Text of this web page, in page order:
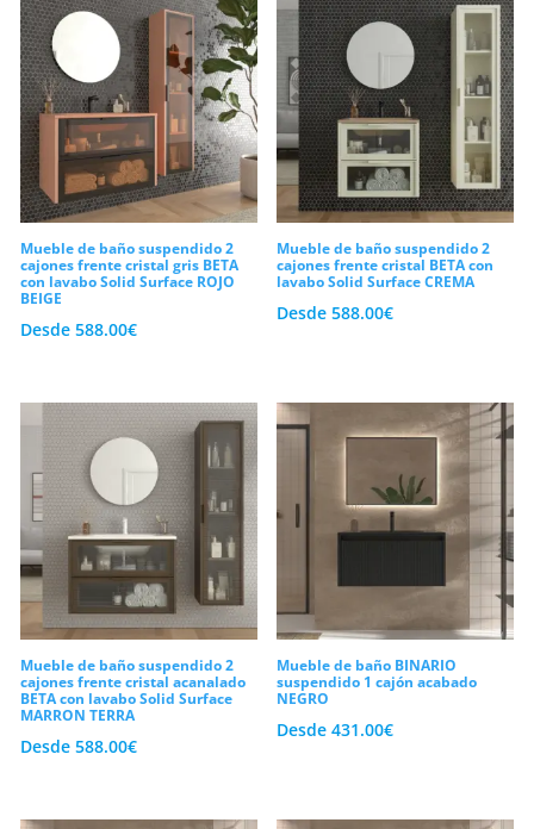
Mueble de baño suspendido 2
cajones frente cristal gris BETA
con lavabo Solid Surface ROJO
BEIGE
Desde 588.00€
Mueble de baño suspendido 2
cajones frente cristal BETA con
lavabo Solid Surface CREMA
Desde588.00€
Mueble de baño suspendido 2
cajones frente cristal acanalado
BETA con lavabo Solid Surface
MARRON TERRA
Desde 588.00€
Mueble de baño BINARIO
suspendido 1 cajón acabado
NEGRO
Desde431.00€